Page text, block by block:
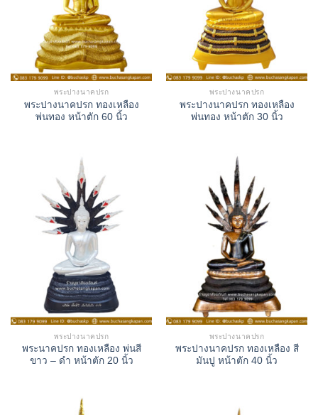
พระปางนาคปรก
พระปางนาคปรก ทองเหลือง
พ่นทอง หน้าตัก 60 นิ้ว
พระปางนาคปรก
พระปางนาคปรก ทองเหลือง
พ่นทอง หน้าตัก 30 นิ้ว
พระปางนาคปรก
พระนาคปรก ทองเหลือง พ่นสี
ขาว – ดำ หน้าตัก 20 นิ้ว
พระปางนาคปรก
พระปางนาคปรก ทองเหลือง สี
มันปู หน้าตัก 40 นิ้ว